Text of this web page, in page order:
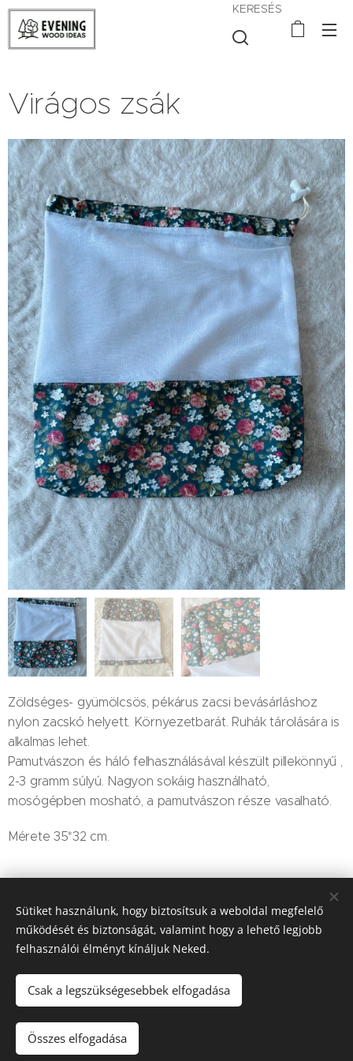
KERESÉS
Virágos zsák
Zöldséges- gyümölcsös, pékárus zacsi bevásárláshoz
nylon zacskó helyett. Környezetbarát. Ruhák tárolására is
alkalmas lehet.
Pamutvászon és háló felhasználásával készült pillekönnyű ,
2-3 gramm súlyú. Nagyon sokáig használható,
mosógépben mosható, a pamutvászon része vasalható.
Mérete 35*32 cm.
800Ft
© 2025 Minden jog fenntartva
ÁSZF|Adatvédelmi Nyilatkozat
Sütiket használunk, hogy biztosítsuk a weboldal megfelelő
működését és biztonságát, valamint hogy a lehető legjobb
felhasználói élményt kínáljuk Neked.
Csak a legszükségesebbek elfogadása
Összes elfogadása